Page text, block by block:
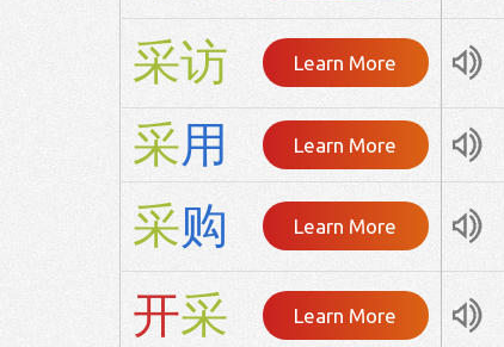
采访 Learn More
采用 Learn More
采购 Learn More
开采 Learn More